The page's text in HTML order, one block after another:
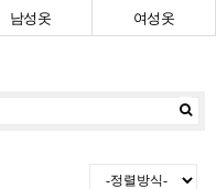
남성옷 여성옷